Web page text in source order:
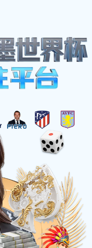
清直播与
踪
观看2026世界杯
直播、毫秒级
球迷互动社区，让
何精彩瞬间。
看赛程